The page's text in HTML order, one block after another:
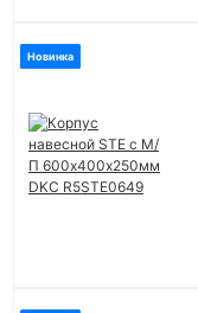
Новинка